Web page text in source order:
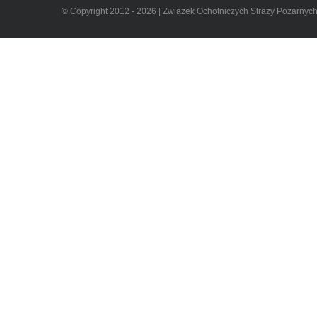
© Copyright 2012 - 2026 | Związek Ochotniczych Straży